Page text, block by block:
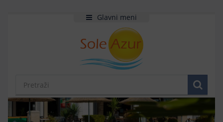
Glavni meni